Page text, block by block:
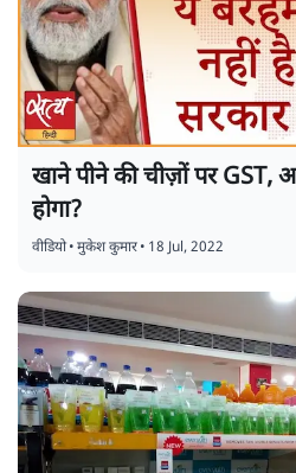
खाने पीने की चीज़ों पर
होगा?
वीडियो•मुकेश कुमार• 18 Jul, 2022